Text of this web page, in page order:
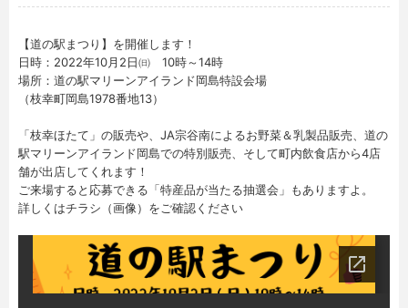
【道の駅まつり】を開催します！
日時：2022年10月2日㈰ 10時～14時
場所：道の駅マリーンアイランド岡島特設会場
（枝幸町岡島1978番地13）
「枝幸ほたて」の販売や、JA宗谷南によるお野菜＆乳製品販売、道の
駅マリーンアイランド岡島での特別販売、そして町内飲食店から4店
舗が出店してくれます！
ご来場すると応募できる「特産品が当たる抽選会」もありますよ。
詳しくはチラシ（画像）をご確認ください